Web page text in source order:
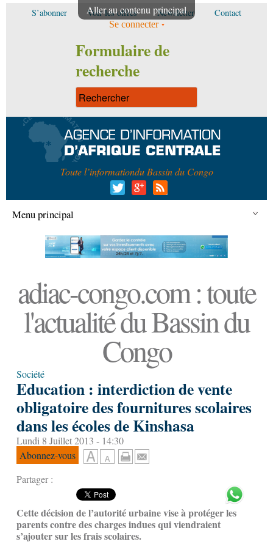
Aller au contenu principal
S’abonner Voir les offres Newsletter Contact
Se connecter
Formulaire de
recherche
Toute l’informationdu Bassin du Congo
Menu principal
adiac-congo.com : toute
l'actualité du Bassin du
Congo
Société
Education : interdiction de vente
obligatoire des fournitures scolaires
dans les écoles de Kinshasa
Lundi 8 Juillet 2013 - 14:30
Abonnez-vous
Partager :
Cette décision de l’autorité urbaine vise à protéger les
parents contre des charges indues qui viendraient
s’ajouter sur les frais scolaires.